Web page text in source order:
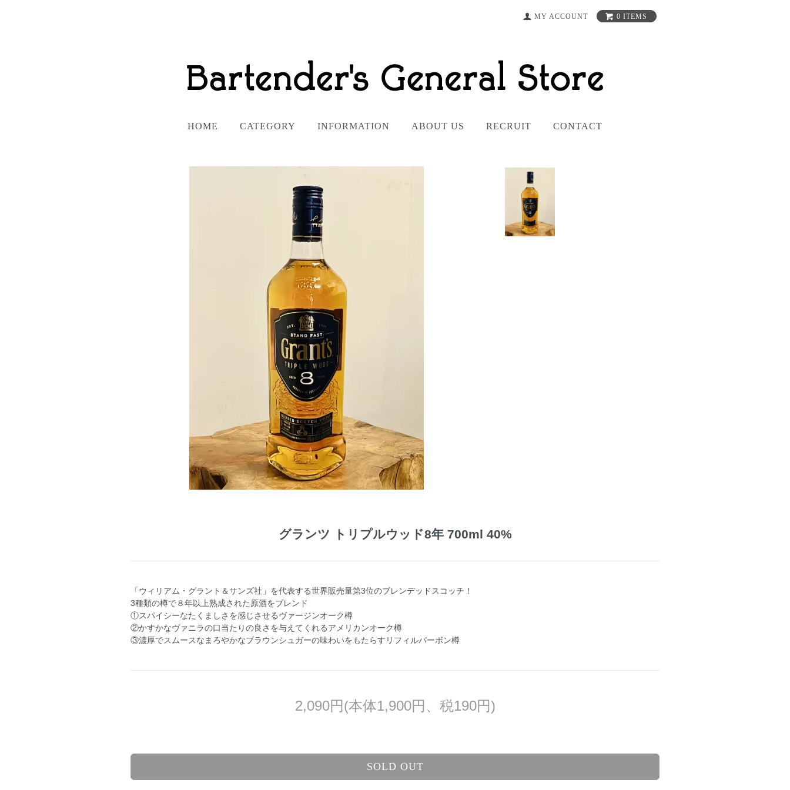
MY ACCOUNT 0 ITEMS
HOME CATEGORY INFORMATION ABOUT US RECRUIT CONTACT
グランツ トリプルウッド8年 700ml 40%
「ウィリアム・グラント＆サンズ社」を代表する世界販売量第3位のブレンデッドスコッチ！
3種類の樽で８年以上熟成された原酒をブレンド
①スパイシーなたくましさを感じさせるヴァージンオーク樽
②かすかなヴァニラの口当たりの良さを与えてくれるアメリカンオーク樽
③濃厚でスムースなまろやかなブラウンシュガーの味わいをもたらすリフィルバーボン樽
2,090円(本体1,900円、税190円)
SOLD OUT